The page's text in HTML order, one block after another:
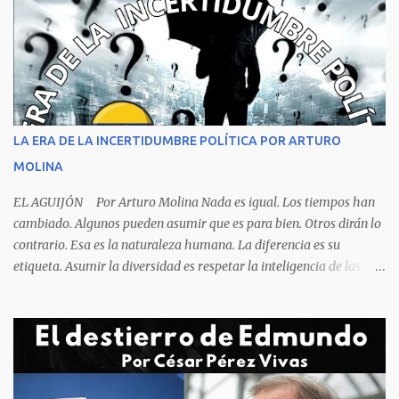
asfixia, ya que la reacción de una persona que está perdiendo la
respiración es levantarse y manotear, para desplomarse en el suelo
cogiendo todo lo que consigue a su lado. La foto habla por si
sola, la mesa ordenada, los platos terminados o tapados, todo en
orden y el campeón mundial sentado apacible y sin presentar su
rostro rasgos de asfixia mecánica, que se reflejan en un color
recuento de lo sucedido antes de este día fatídico. ...
LA ERA DE LA INCERTIDUMBRE POLÍTICA POR ARTURO
MOLINA
EL AGUIJÓN Por Arturo Molina Nada es igual. Los tiempos han
cambiado. Algunos pueden asumir que es para bien. Otros dirán lo
contrario. Esa es la naturaleza humana. La diferencia es su
etiqueta. Asumir la diversidad es respetar la inteligencia de las
obliga a los líderes, a crear de forma urgente, estrategias
responsables para restituir la confianza de los ciudadanos hacia
las instituciones. El desmoronamiento moral de la sociedad va a
repercutir en la de los gobernantes, a quienes los devorará la